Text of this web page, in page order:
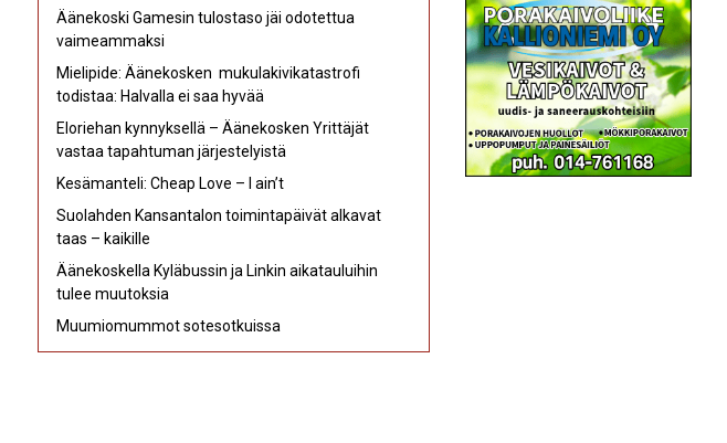
Äänekoski Gamesin tulostaso jäi odotettua
vaimeammaksi
Mielipide: Äänekosken mukulakivikatastrofi
todistaa: Halvalla ei saa hyvää
Eloriehan kynnyksellä – Äänekosken Yrittäjät
vastaa tapahtuman järjestelyistä
Kesämanteli: Cheap Love – I ain’t
Suolahden Kansantalon toimintapäivät alkavat
taas – kaikille
Äänekoskella Kyläbussin ja Linkin aikatauluihin
tulee muutoksia
Muumiomummot sotesotkuissa